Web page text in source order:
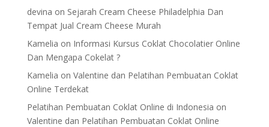
devina on Sejarah Cream Cheese Philadelphia Dan
Tempat Jual Cream Cheese Murah
Kamelia on Informasi Kursus Coklat Chocolatier Online
Dan Mengapa Cokelat ?
Kamelia on Valentine dan Pelatihan Pembuatan Coklat
Online Terdekat
Pelatihan Pembuatan Coklat Online di Indonesia on
Valentine dan Pelatihan Pembuatan Coklat Online